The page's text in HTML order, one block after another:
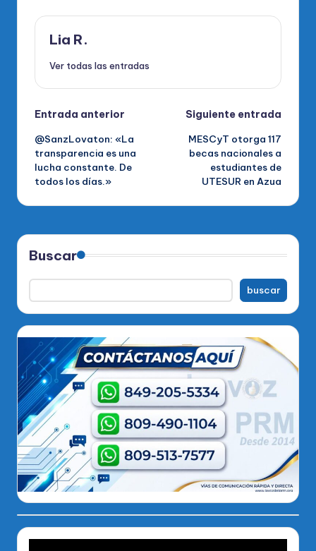
Lia R.
Ver todas las entradas
Navegación
de
entradas
Entrada anterior
@SanzLovaton: «La
transparencia es una
lucha constante. De
todos los días.»
Siguiente entrada
MESCyT otorga 117
becas nacionales a
estudiantes de
UTESUR en Azua
Buscar
buscar